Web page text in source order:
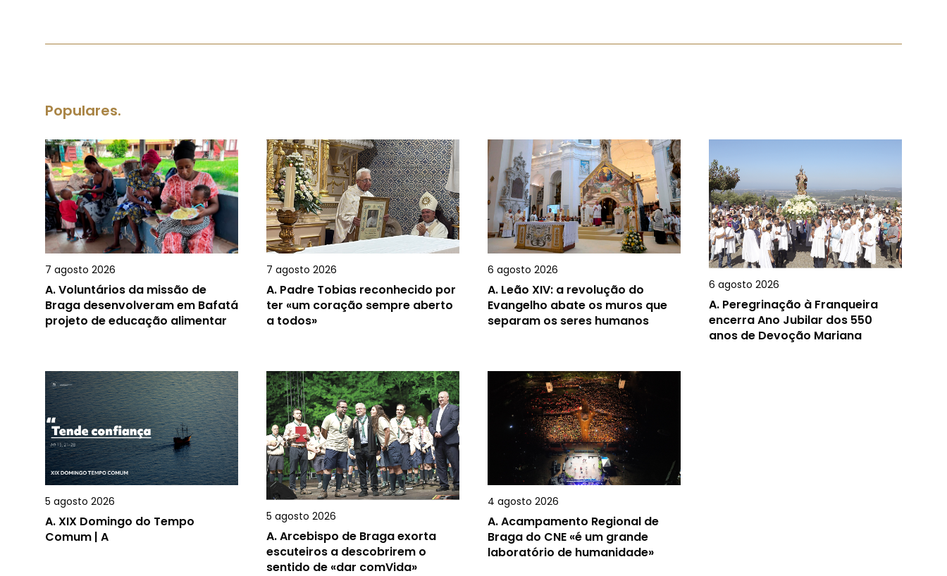
Populares.
7 agosto 2026
A.Voluntários da missão de
Braga desenvolveram em Bafatá
projeto de educação alimentar
7 agosto 2026
A. Padre Tobias reconhecido por
ter «um coração sempre aberto
a todos»
6 agosto 2026
A. Leão XIV: a revolução do
Evangelho abate os muros que
separam os seres humanos
6 agosto 2026
A. Peregrinação à Franqueira
encerra Ano Jubilar dos 550
anos de Devoção Mariana
5 agosto 2026
A.XIX Domingo do Tempo
Comum | A
5 agosto 2026
A.Arcebispo de Braga exorta
escuteiros a descobrirem o
sentido de «dar comVida»
4 agosto 2026
A.Acampamento Regional de
Braga do CNE «é um grande
laboratório de humanidade»